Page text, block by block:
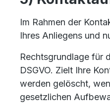
Im Rahmen der
Ihres Anliegens und
Rechtsgrundlage für
DSGVO. Zielt Ihre
werden gelöscht,
gesetzlichen